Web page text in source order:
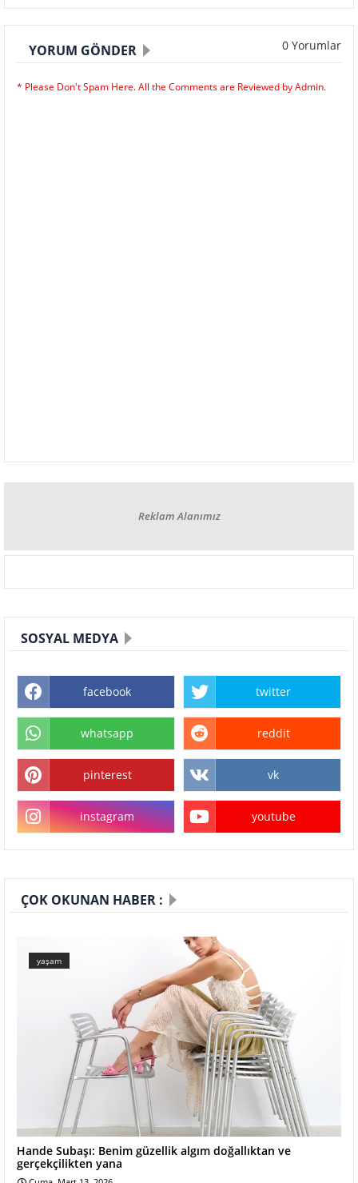
YORUM GÖNDER 0 Yorumlar
* Please Don't Spam Here. All the Comments are Reviewed by Admin.
Reklam Alanımız
SOSYAL MEDYA
facebook twitter
whatsapp reddit
pinterest vk
instagram youtube
ÇOK OKUNAN HABER :
yaşam
Hande Subaşı: Benim güzellik algım doğallıktan ve
gerçekçilikten yana